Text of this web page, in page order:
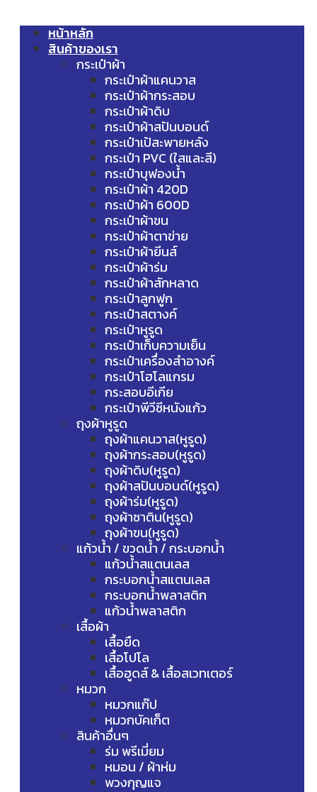
หน้าหลัก
สินค้าของเรา
กระเป๋าผ้า
กระเป๋าผ้าแคนวาส
กระเป๋าผ้ากระสอบ
กระเป๋าผ้าดิบ
กระเป๋าผ้าสปันบอนด์
กระเป๋าเป้สะพายหลัง
กระเป๋า PVC (ใสและสี)
กระเป๋าบุฟองน้ำ
กระเป๋าผ้า 420D
กระเป๋าผ้า 600D
กระเป๋าผ้าขน
กระเป๋าผ้าตาข่าย
กระเป๋าผ้ายีนส์
กระเป๋าผ้าร่ม
กระเป๋าผ้าสักหลาด
กระเป๋าลูกฟูก
กระเป๋าสตางค์
กระเป๋าหูรูด
กระเป๋าเก็บความเย็น
กระเป๋าเครื่องสำอางค์
กระเป๋าโฮโลแกรม
กระสอบอีเกีย
กระเป๋าพีวีซีหนังแก้ว
ถุงผ้าหูรูด
ถุงผ้าแคนวาส(หูรูด)
ถุงผ้ากระสอบ(หูรูด)
ถุงผ้าดิบ(หูรูด)
ถุงผ้าสปันบอนด์(หูรูด)
ถุงผ้าร่ม(หูรูด)
ถุงผ้าซาติน(หูรูด)
ถุงผ้าขน(หูรูด)
แก้วน้ำ / ขวดน้ำ / กระบอกน้ำ
แก้วน้ำสแตนเลส
กระบอกน้ำสแตนเลส
กระบอกน้ำพลาสติก
แก้วน้ำพลาสติก
เสื้อผ้า
เสื้อยืด
เสื้อโปโล
เสื้อฮูดส์ & เสื้อสเวทเตอร์
หมวก
หมวกแก๊ป
หมวกบัคเก็ต
สินค้าอื่นๆ
ร่ม พรีเมี่ยม
หมอน / ผ้าห่ม
พวงกุญแจ